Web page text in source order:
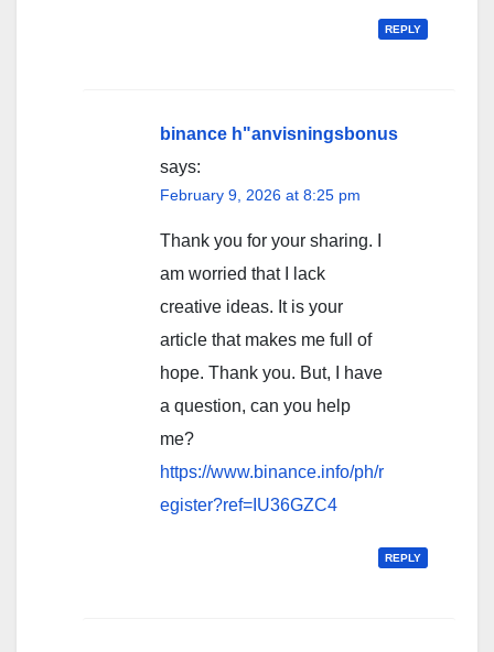
REPLY
binance h"anvisningsbonus
says:
February 9, 2026 at 8:25 pm
Thank you for your sharing. I
am worried that I lack
creative ideas. It is your
article that makes me full of
hope. Thank you. But, I have
a question, can you help
me?
https://www.binance.info/ph/r
egister?ref=IU36GZC4
REPLY